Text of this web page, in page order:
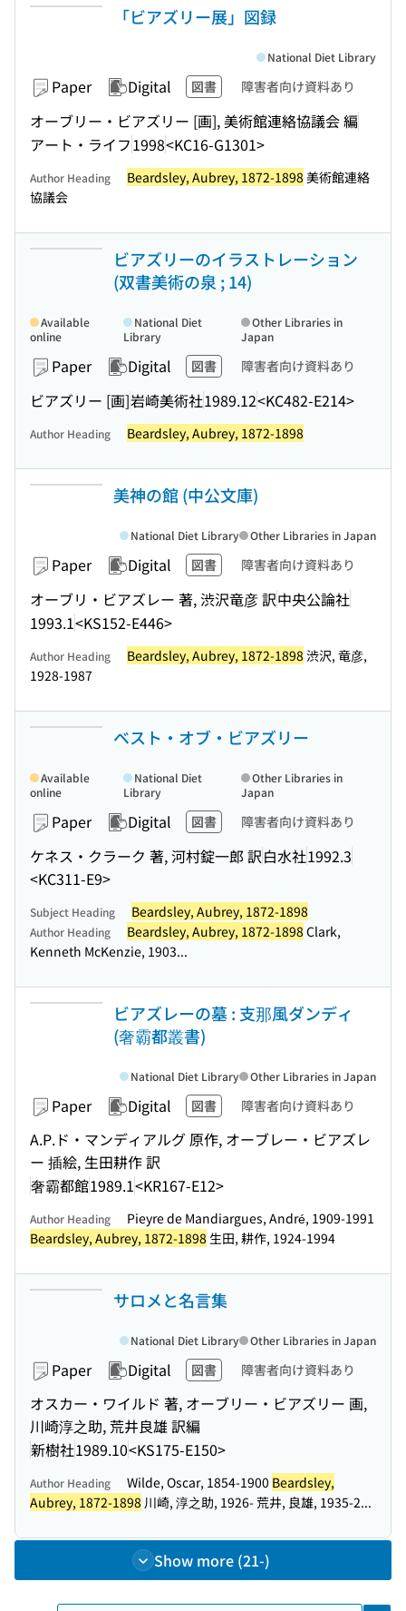
「ビアズリー展」図録
Paper Digital 図書 障害者向け資料あり
オーブリー・ビアズリー [画], 美術館連絡協議会 編
アート・ライフ1998<KC16-G1301>
National Diet Library
Author Heading Beardsley, Aubrey, 1872-1898 美術館連絡
協議会
ビアズリーのイラストレーション
(双書美術の泉 ; 14)
Paper Digital 図書 障害者向け資料あり
ビアズリー [画]岩崎美術社1989.12<KC482-E214>
Available
online
National Diet
Library
Other Libraries in
Japan
Author Heading Beardsley, Aubrey, 1872-1898
美神の館 (中公文庫)
Paper Digital 図書 障害者向け資料あり
オーブリ・ビアズレー 著, 渋沢竜彦 訳中央公論社
1993.1<KS152-E446>
National Diet Library Other Libraries in Japan
Author Heading Beardsley, Aubrey, 1872-1898 渋沢, 竜彦,
1928-1987
ベスト・オブ・ビアズリー
Paper Digital 図書 障害者向け資料あり
ケネス・クラーク 著, 河村錠一郎 訳白水社1992.3
<KC311-E9>
Available
online
National Diet
Library
Other Libraries in
Japan
Subject Heading Beardsley, Aubrey, 1872-1898
Author Heading Beardsley, Aubrey, 1872-1898 Clark,
Kenneth McKenzie, 1903...
ビアズレーの墓 : 支那風ダンディ
(奢霸都叢書)
Paper Digital 図書 障害者向け資料あり
A.P.ド・マンディアルグ 原作, オーブレー・ビアズレ
ー 插絵, 生田耕作 訳
奢霸都館1989.1<KR167-E12>
National Diet Library Other Libraries in Japan
Author Heading
Pieyre de Mandiargues, André, 1909-1991
Beardsley, Aubrey, 1872-1898 生田, 耕作, 1924-1994
サロメと名言集
Paper Digital 図書 障害者向け資料あり
オスカー・ワイルド 著, オーブリー・ビアズリー 画,
川崎淳之助, 荒井良雄 訳編
新樹社1989.10<KS175-E150>
National Diet Library Other Libraries in Japan
Author Heading Wilde, Oscar, 1854-1900 Beardsley,
Aubrey, 1872-1898 川崎, 淳之助, 1926- 荒井, 良雄, 1935-2...
Show more (21-)